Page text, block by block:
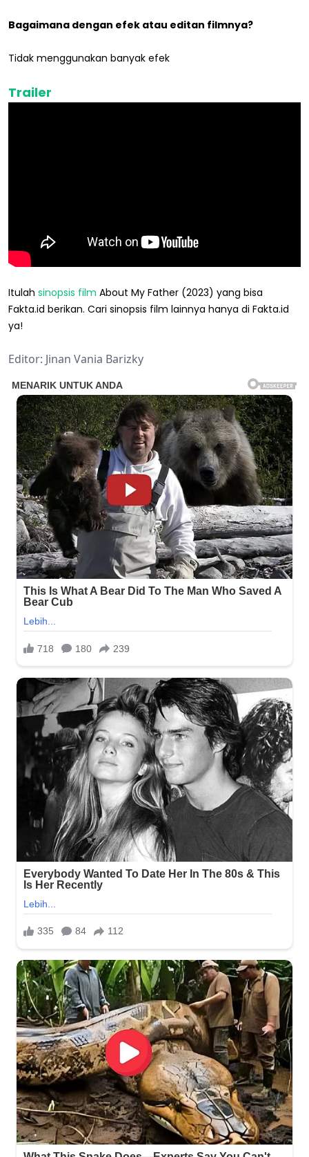
Bagaimana dengan efek atau editan filmnya?
Tidak menggunakan banyak efek
Trailer
Itulah sinopsis film About My Father (2023) yang bisa
Fakta.id berikan. Cari sinopsis film lainnya hanya di Fakta.id
ya!
Editor: Jinan Vania Barizky